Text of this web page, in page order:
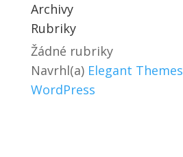
Archivy
Rubriky
Žádné rubriky
Navrhl(a) Elegant Themes
WordPress